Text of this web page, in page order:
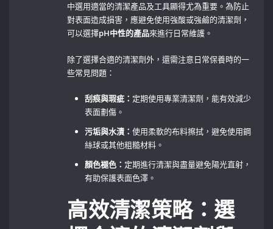
中選用適當的清潔產品及工具顯得尤為重要。為防止
對表面造成損害，應避免使用強酸或強鹼的清潔劑，
可以選擇pH中性的產品來進行日常維護。
除了選擇合適的清潔劑外，還需注意日常保養時的一
些常見問題：
刮痕與瑕疵： 定期使用專業清潔劑，能有效減少
表面劃傷。
污垢與水漬：使用柔軟的布料擦拭，避免使用鋼
絲球或其他粗糙材料。
顏色褪色： 定期進行清潔與盡量避免陽光直射，
有助保護表面色澤。
高效清潔策略：選